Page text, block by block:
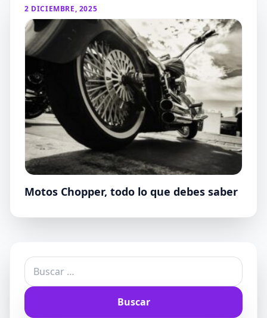
2 DICIEMBRE, 2025
Motos Chopper, todo lo que debes saber
Buscar: